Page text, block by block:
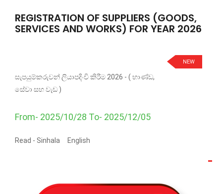
REGISTRATION OF SUPPLIERS (GOODS,
SERVICES AND WORKS) FOR YEAR 2026
NEW
සැපයුම්කරුවන් ලියාපදිංචි කිරීම 2026 - ( භාණ්ඩ,
සේවා සහ වැඩ )
From- 2025/10/28 To- 2025/12/05
Read - Sinhala English